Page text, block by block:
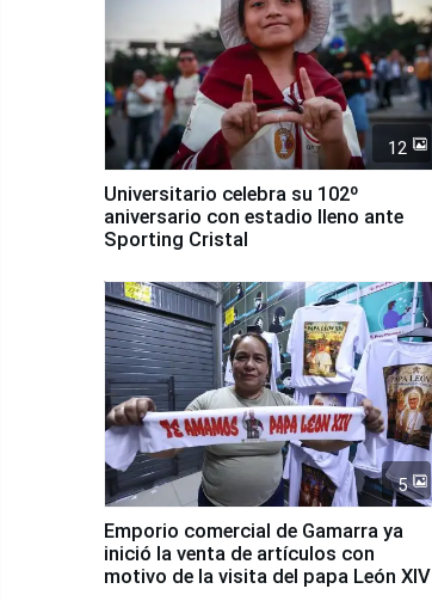
12
Universitario celebra su 102º
aniversario con estadio lleno ante
Sporting Cristal
5
Emporio comercial de Gamarra ya
inició la venta de artículos con
motivo de la visita del papa León XIV